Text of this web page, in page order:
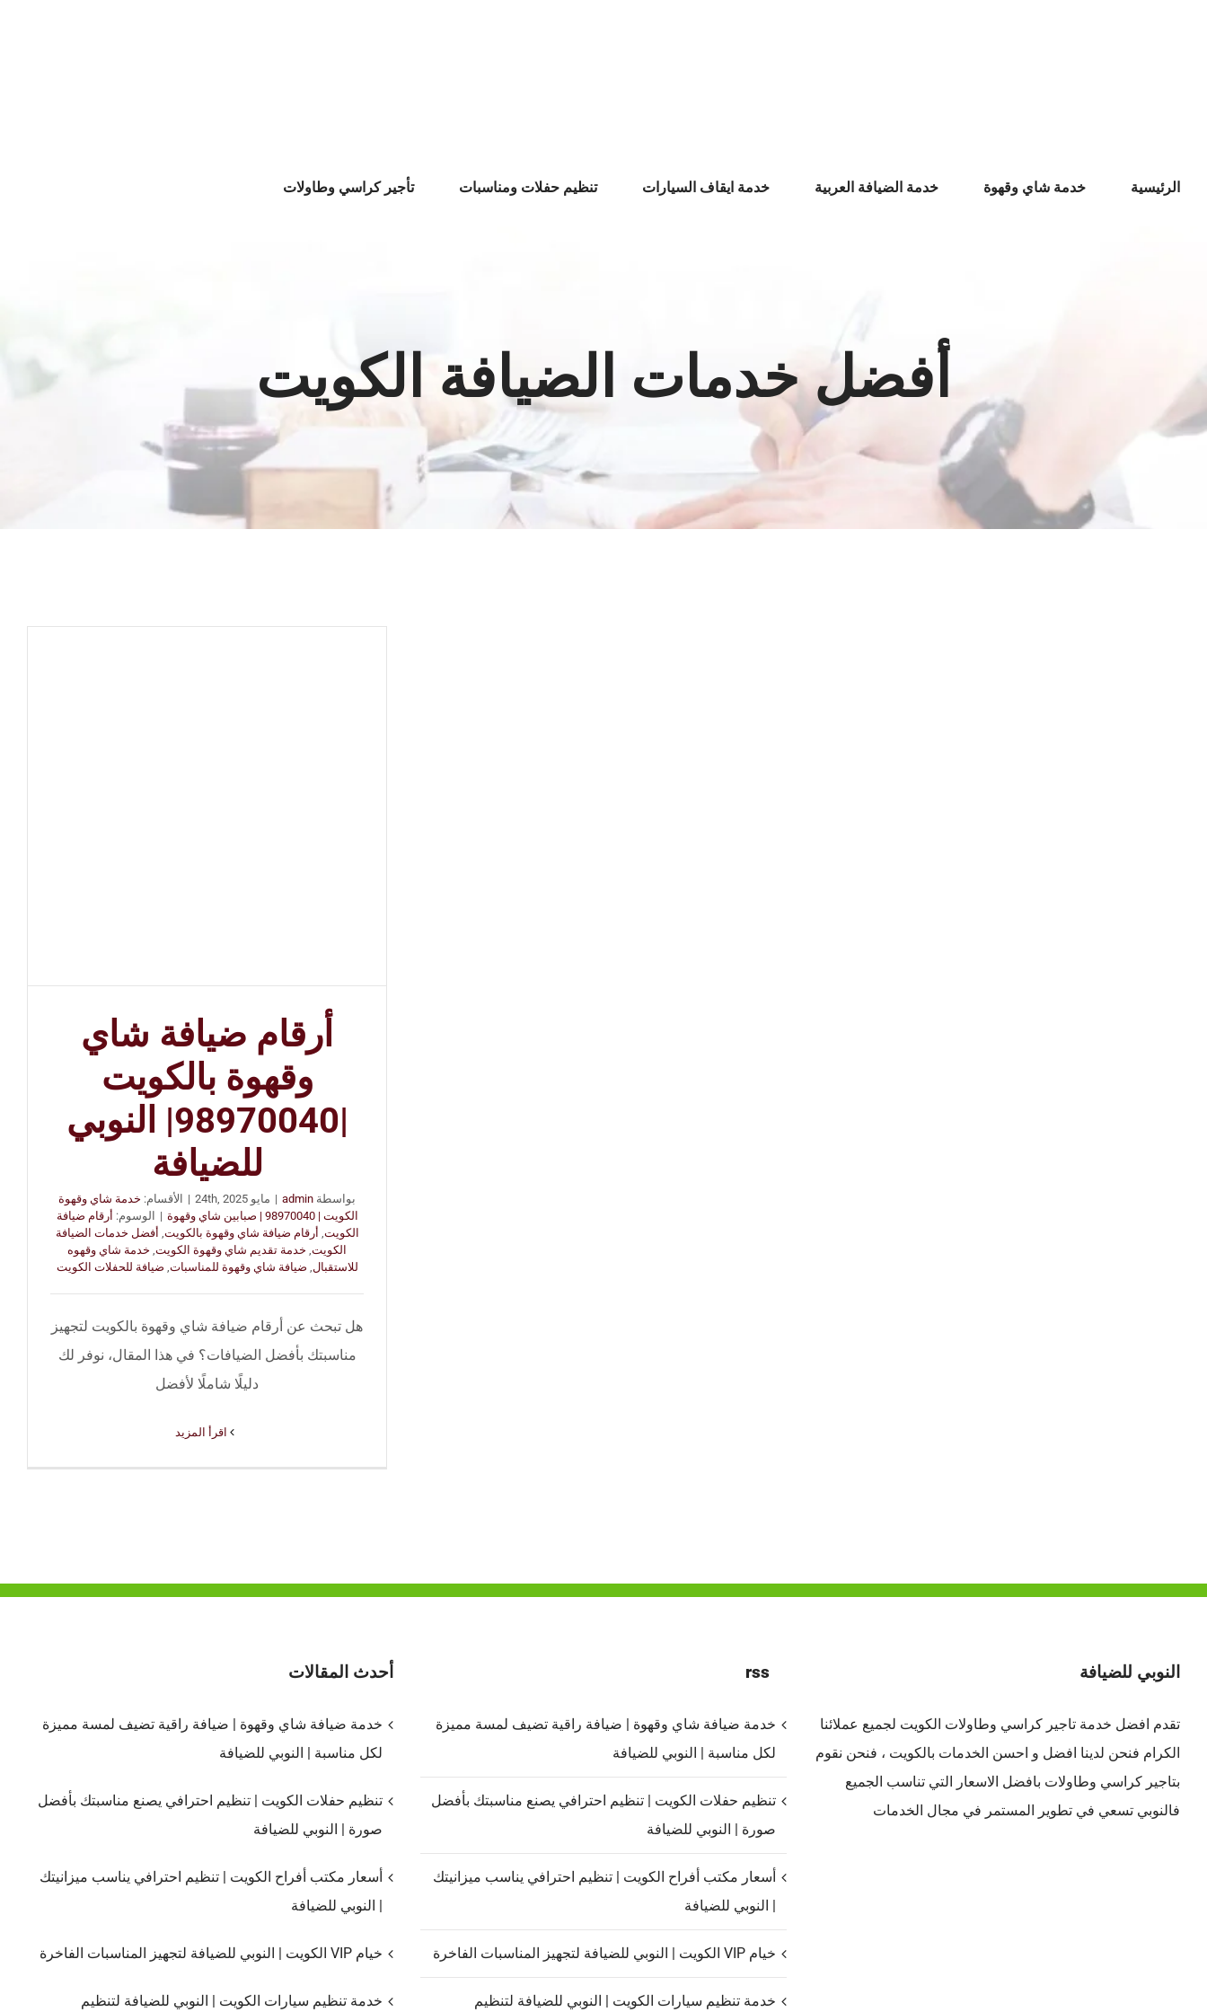
الرئيسية خدمة شاي وقهوة خدمة الضيافة العربية خدمة ايقاف السيارات تنظيم حفلات ومناسبات تأجير كراسي وطاولات
أفضل خدمات الضيافة الكويت
أرقام ضيافة شاي
وقهوة بالكويت
|98970040| النوبي
للضيافة
بواسطة admin
| مايو 24th, 2025 | الأقسام: خدمة شاي وقهوة
الكويت | 98970040 | صبابين شاي وقهوة
| الوسوم: أرقام ضيافة
الكويت أرقام ضيافة شاي وقهوة بالكويت أفضل خدمات الضيافة
الكويت, خدمة تقديم شاي وقهوة الكويت, خدمة شاي وقهوه
للاستقبال ضيافة شاي وقهوة للمناسبات ضيافة للحفلات الكويت
هل تبحث عن أرقام ضيافة شاي وقهوة بالكويت لتجهيز
مناسبتك بأفضل الضيافات؟ في هذا المقال، نوفر لك
دليلًا شاملًا لأفضل
‫اقرأ المزيد
النوبي للضيافة
تقدم افضل خدمة تاجير كراسي وطاولات الكويت لجميع عملائنا
الكرام فنحن لدينا افضل و احسن الخدمات بالكويت ، فنحن نقوم
بتاجير كراسي وطاولات بافضل الاسعار التي تناسب الجميع
فالنوبي تسعي في تطوير المستمر في مجال الخدمات
rss
خدمة ضيافة شاي وقهوة | ضيافة راقية تضيف لمسة مميزة
لكل مناسبة | النوبي للضيافة
تنظيم حفلات الكويت | تنظيم احترافي يصنع مناسبتك بأفضل
صورة | النوبي للضيافة
أسعار مكتب أفراح الكويت | تنظيم احترافي يناسب ميزانيتك
| النوبي للضيافة
خيام VIP الكويت | النوبي للضيافة لتجهيز المناسبات الفاخرة
خدمة تنظيم سيارات الكويت | النوبي للضيافة لتنظيم
أحدث المقالات
خدمة ضيافة شاي وقهوة | ضيافة راقية تضيف لمسة مميزة
لكل مناسبة | النوبي للضيافة
تنظيم حفلات الكويت | تنظيم احترافي يصنع مناسبتك بأفضل
صورة | النوبي للضيافة
أسعار مكتب أفراح الكويت | تنظيم احترافي يناسب ميزانيتك
| النوبي للضيافة
خيام VIP الكويت | النوبي للضيافة لتجهيز المناسبات الفاخرة
خدمة تنظيم سيارات الكويت | النوبي للضيافة لتنظيم